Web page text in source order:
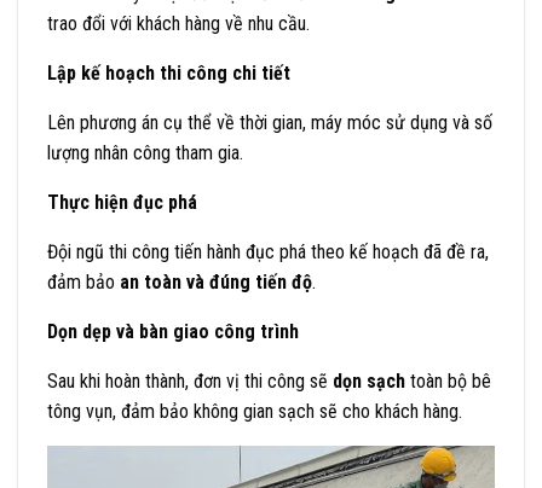
trao đổi với khách hàng về nhu cầu.
Lập kế hoạch thi công chi tiết
Lên phương án cụ thể về thời gian, máy móc sử dụng và số
lượng nhân công tham gia.
Thực hiện đục phá
Đội ngũ thi công tiến hành đục phá theo kế hoạch đã đề ra,
đảm bảo an toàn và đúng tiến độ.
Dọn dẹp và bàn giao công trình
Sau khi hoàn thành, đơn vị thi công sẽ dọn sạch toàn bộ bê
tông vụn, đảm bảo không gian sạch sẽ cho khách hàng.